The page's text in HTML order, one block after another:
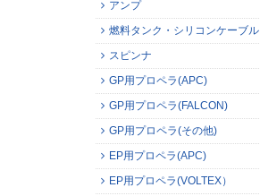
アンプ
燃料タンク・シリコンケーブル
スピンナ
GP用プロペラ(APC)
GP用プロペラ(FALCON)
GP用プロペラ(その他)
EP用プロペラ(APC)
EP用プロペラ(VOLTEX）